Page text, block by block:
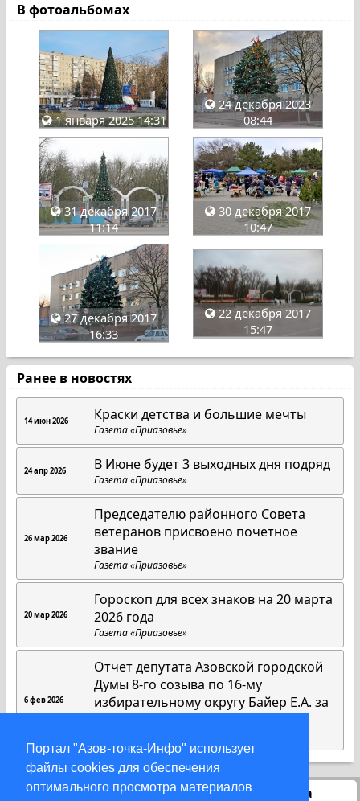
Портал "Азов-точка-Инфо" использует
файлы cookies для обеспечения
оптимального просмотра материалов
В фотоальбомах
1 января 2025 14:31
24 декабря 2023
08:44
31 декабря 2017
11:14
30 декабря 2017
10:47
27 декабря 2017
16:33
22 декабря 2017
15:47
Ранее в новостях
14 июн 2026 Краски детства и большие мечты
Газета «Приазовье»
24 апр 2026 В Июне будет 3 выходных дня подряд
Газета «Приазовье»
26 мар 2026
Председателю районного Совета
ветеранов присвоено почетное
звание
Газета «Приазовье»
20 мар 2026
Гороскоп для всех знаков на 20 марта
2026 года
Газета «Приазовье»
6 фев 2026
Отчет депутата Азовской городской
Думы 8-го созыва по 16-му
избирательному округу Байер Е.А. за
Статистика